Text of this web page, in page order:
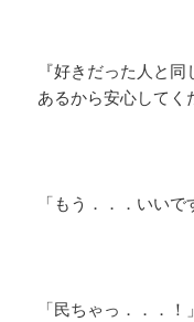
『好きだった人と
あるから安心してく
「もう．．．いいで
「民ちゃっ．．．！」